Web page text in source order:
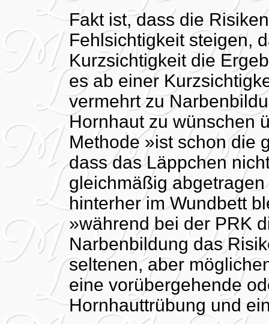
Fakt ist, dass die
Fehlsichtigkeit steigen,
Kurzsichtigkeit die
es ab einer
vermehrt zu
Hornhaut zu wünschen
Methode »ist schon die
dass das Läppchen
gleichmäßig
hinterher im Wundbett
»während bei der PRK
Narbenbildung das
seltenen, aber
eine vorübergehende
Hornhauttrübung und